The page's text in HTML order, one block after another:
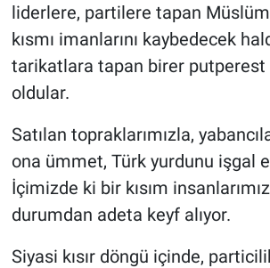
liderlere, partilere tapan
kısmı imanlarını kaybedecek
tarikatlara tapan birer putperest
oldular.
Satılan topraklarımızla,
ona ümmet, Türk yurdunu işgal
İçimizde ki bir kısım
durumdan adeta keyf alıyor.
Siyasi kısır döngü içinde,